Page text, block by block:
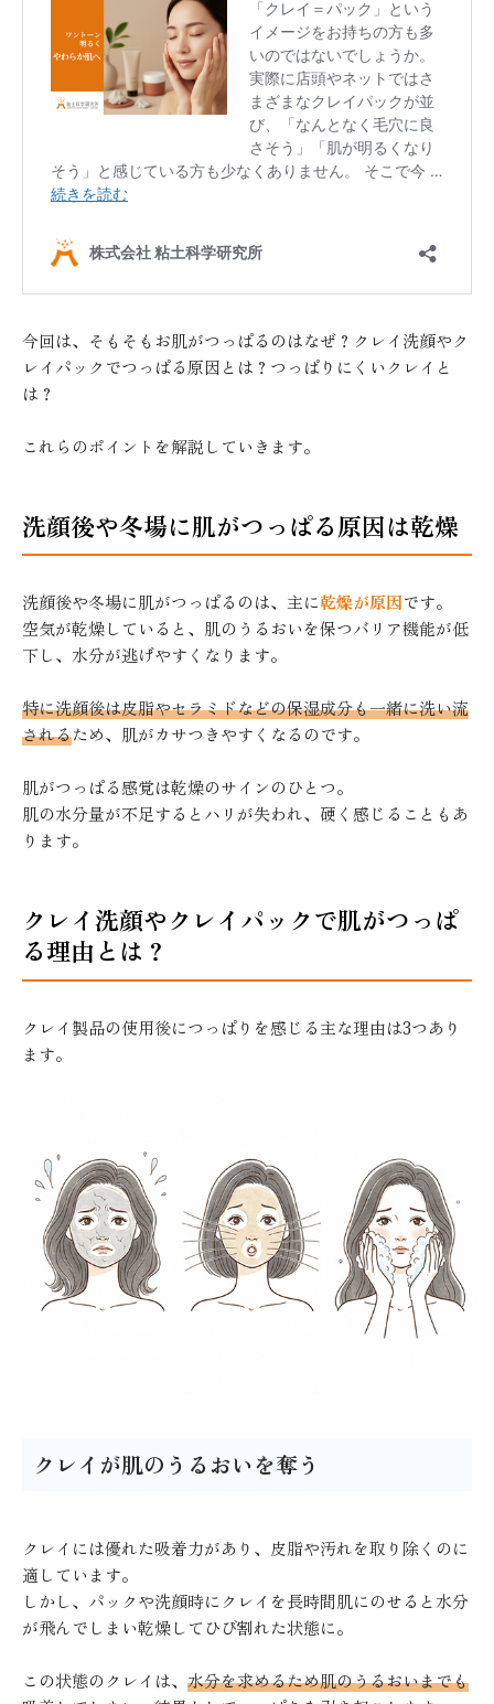
今回は、そもそもお肌がつっぱるのはなぜ？クレイ洗顔やク
レイパックでつっぱる原因とは？つっぱりにくいクレイと
は？
これらのポイントを解説していきます。
洗顔後や冬場に肌がつっぱる原因は乾燥
洗顔後や冬場に肌がつっぱるのは、主に乾燥が原因です。
空気が乾燥していると、肌のうるおいを保つバリア機能が低
下し、水分が逃げやすくなります。
特に洗顔後は皮脂やセラミドなどの保湿成分も一緒に洗い流
されるため、肌がカサつきやすくなるのです。
肌がつっぱる感覚は乾燥のサインのひとつ。
肌の水分量が不足するとハリが失われ、硬く感じることもあ
ります。
クレイ洗顔やクレイパックで肌がつっぱ
る理由とは？
クレイ製品の使用後につっぱりを感じる主な理由は3つあり
ます。
クレイが肌のうるおいを奪う
クレイには優れた吸着力があり、皮脂や汚れを取り除くのに
適しています。
しかし、パックや洗顔時にクレイを長時間肌にのせると水分
が飛んでしまい乾燥してひび割れた状態に。
この状態のクレイは、 水分を求めるため肌のうるおいまでも